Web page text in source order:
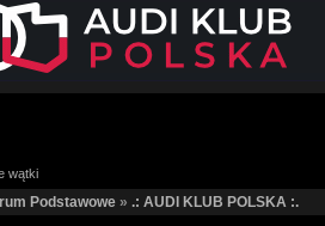
wątki
Podstawowe » .: AUDI KLUB POLSKA :.